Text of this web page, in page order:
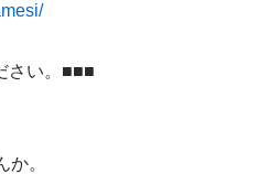
さい。■■■
。